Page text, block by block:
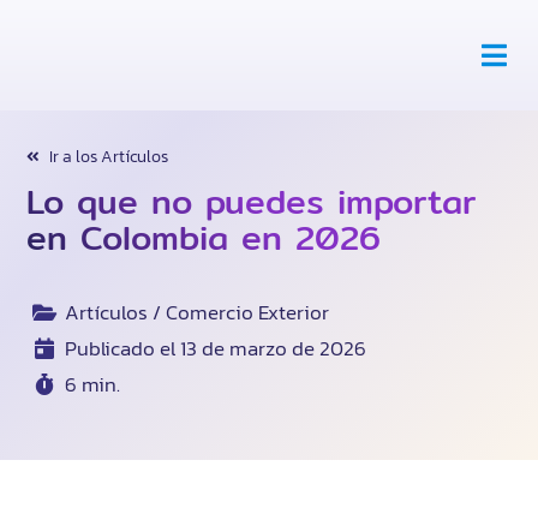
Tercerización
Nosotros
Habla Con Expertos
Ir a los Artículos
Lo que no puedes importar
en Colombia en 2026
Artículos / Comercio Exterior
Publicado el 13 de marzo de 2026
6 min.